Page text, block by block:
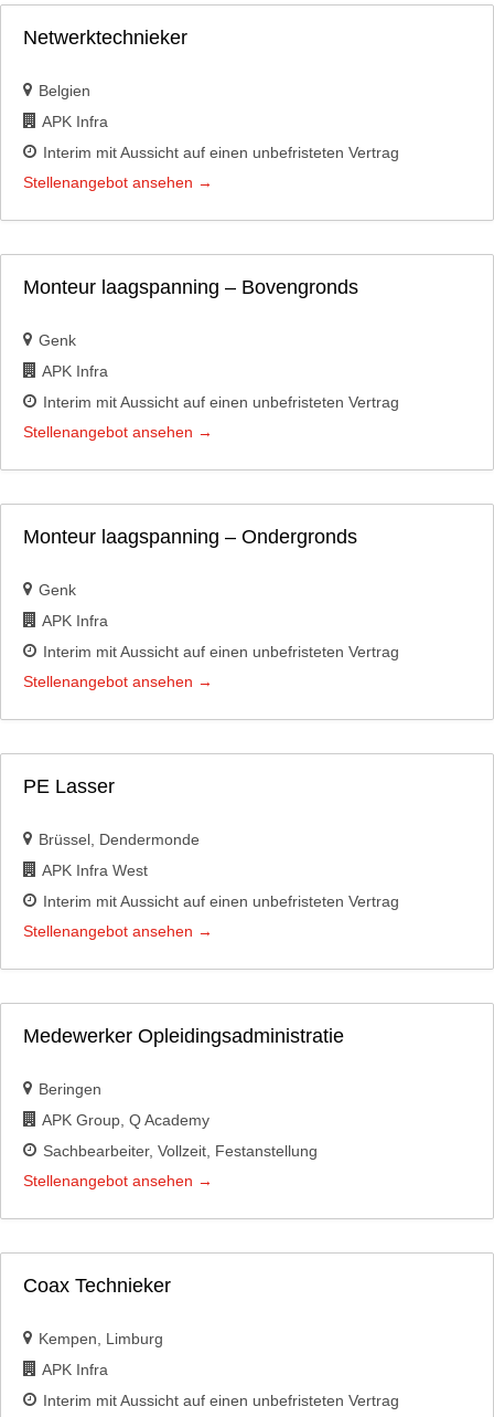
Netwerktechnieker
Belgien
APK Infra
Interim mit Aussicht auf einen unbefristeten Vertrag
Stellenangebot ansehen
Monteur laagspanning – Bovengronds
Genk
APK Infra
Interim mit Aussicht auf einen unbefristeten Vertrag
Stellenangebot ansehen
Monteur laagspanning – Ondergronds
Genk
APK Infra
Interim mit Aussicht auf einen unbefristeten Vertrag
Stellenangebot ansehen
PE Lasser
Brüssel Dendermonde
APK Infra West
Interim mit Aussicht auf einen unbefristeten Vertrag
Stellenangebot ansehen
Medewerker Opleidingsadministratie
Beringen
APK Group Q Academy
Sachbearbeiter Vollzeit Festanstellung
Stellenangebot ansehen
Coax Technieker
Kempen
Limburg
APK Infra
Interim mit Aussicht auf einen unbefristeten Vertrag